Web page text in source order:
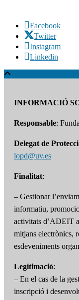
Facebook
Twitter
Instagram
Linkedin
INFORMACIÓ
Responsable:
Delegat de
lopd@uv.es
Finalitat:
– Gestionar
informatiu,
activitats d’ADEIT
mitjans electrònics,
esdeveniments
Legitimació:
– En el cas de la
inscripció i